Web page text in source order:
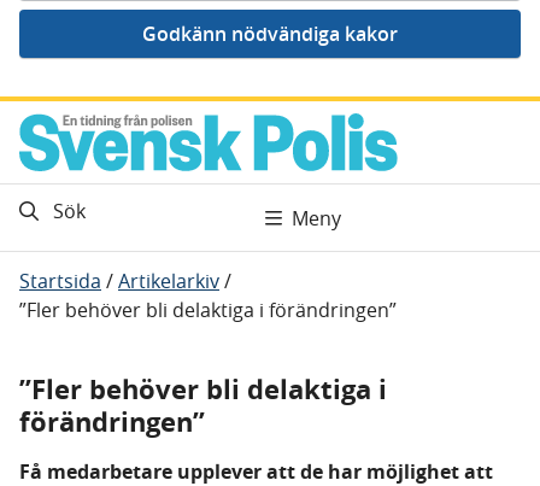
Gå direkt till innehåll
Sök Meny
Startsida /Artikelarkiv/
”Fler behöver bli delaktiga i förändringen”
”Fler behöver bli delaktiga i
förändringen”
Få medarbetare upplever att de har möjlighet att